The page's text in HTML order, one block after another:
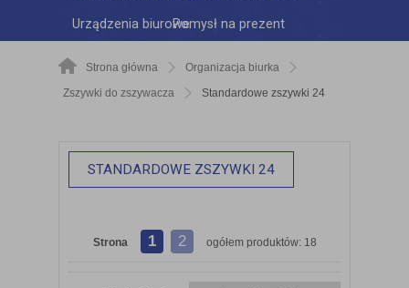
Urządzenia biurowePomysł na prezent
Strona główna
Organizacja biurka
Zszywki do zszywacza
Standardowe zszywki 24
STANDARDOWE ZSZYWKI 24
Strona 1 2 ogółem produktów: 18